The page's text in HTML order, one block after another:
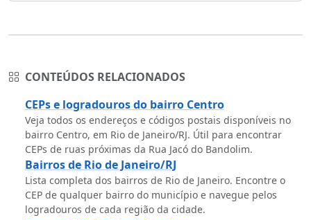
CONTEÚDOS RELACIONADOS
CEPs e logradouros do bairro Centro
Veja todos os endereços e códigos postais disponíveis no
bairro Centro, em Rio de Janeiro/RJ. Útil para encontrar
CEPs de ruas próximas da Rua Jacó do Bandolim.
Bairros de Rio de Janeiro/RJ
Lista completa dos bairros de Rio de Janeiro. Encontre o
CEP de qualquer bairro do município e navegue pelos
logradouros de cada região da cidade.